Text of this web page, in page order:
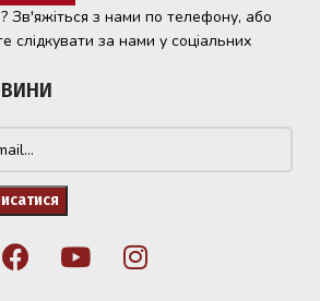
Зв'яжіться з нами по телефону, або
за нами у соціальних